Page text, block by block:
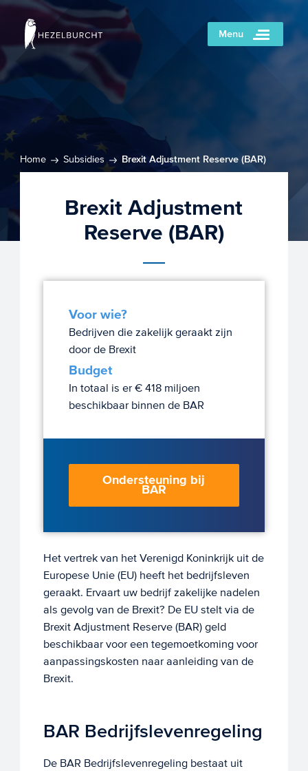
Menu
Home Subsidies Brexit Adjustment Reserve (BAR)
Brexit Adjustment
Reserve (BAR)
Voor wie?
Bedrijven die zakelijk geraakt zijn
door de Brexit
Budget
In totaal is er € 418 miljoen
beschikbaar binnen de BAR
Ondersteuning bij
BAR
Het vertrek van het Verenigd Koninkrijk uit de
Europese Unie (EU) heeft het bedrijfsleven
geraakt. Ervaart uw bedrijf zakelijke nadelen
als gevolg van de Brexit? De EU stelt via de
Brexit Adjustment Reserve (BAR) geld
beschikbaar voor een tegemoetkoming voor
aanpassingskosten naar aanleiding van de
Brexit.
BAR Bedrijfslevenregeling
De BAR Bedrijfslevenregeling bestaat uit